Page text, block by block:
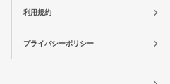
利用規約
プライバシーポリシー